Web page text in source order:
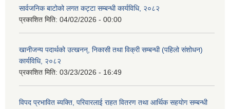
सार्वजनिक बाटोको लगत कट्टा सम्बन्धी कार्यविधि, २०८२
प्रकाशित मिति: 04/02/2026 - 00:00
खानीजन्य पदार्थको उत्खनन्, निकासी तथा विक्री सम्बन्धी (पहिलो संशोधन)
कार्यविधि, २०८२
प्रकाशित मिति: 03/23/2026 - 16:49
विपद प्रभावित ब्यक्ति, परिवारलाई राहत वितरण तथा आर्थिक सहयोग सम्बन्धी